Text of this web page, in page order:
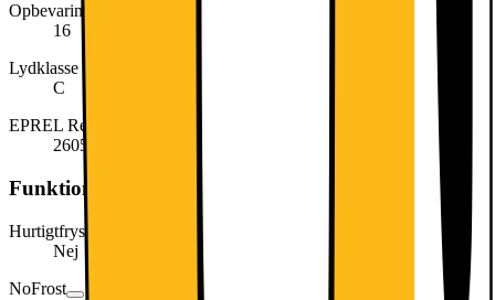
Opbevaringstid ved strømafbrydelse (timer)
16
Lydklasse
C
EPREL Registreringsnummer
260529
Funktioner
Hurtigtfrysende funktion
Nej
NoFrost